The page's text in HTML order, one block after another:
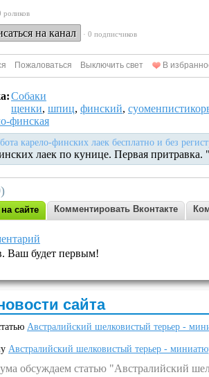
роликов
на канал · 0 подписчиков
Пожаловаться Выключить свет В
Собаки
щенки, шпиц, финский,
финская
карело-финских лаек бесплатно и без
лаек по кунице. Первая
сайте Комментировать Вконтакте
Ваш будет первым!
сайта
Австралийский шелковистый терьер -
Австралийский шелковистый терьер -
обсуждаем статью "Австралийский